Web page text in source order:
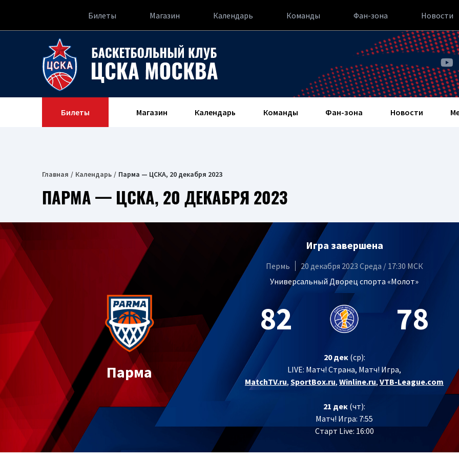
Билеты Магазин Календарь Команды Фан-зона Новости
Билеты Магазин Календарь Команды Фан-зона Новости
Главная Календарь Парма — ЦСКА, 20 декабря 2023
ПАРМА — ЦСКА, 20 ДЕКАБРЯ 2023
Парма
Игра завершена
Пермь
20 декабря 2023 Среда / 17:30 МСК
Универсальный Дворец спорта «Молот»
82 78
20 дек(ср):
LIVE: Матч! Страна, Матч! Игра,
MatchTV.ru, SportBox.ru, Winline.ru, VTB-League.com
21 дек (чт):
Матч! Игра: 7:55
Старт Live: 16:00